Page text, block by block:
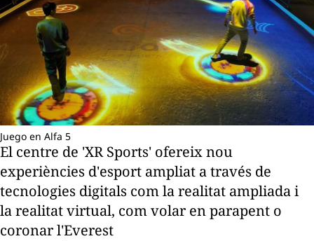
Juego en Alfa 5
El centre de 'XR Sports' ofereix nou
experiències d'esport ampliat a través de
tecnologies digitals com la realitat ampliada i
la realitat virtual, com volar en parapent o
coronar l'Everest